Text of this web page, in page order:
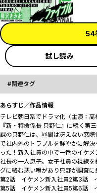
54
試し読み
関連タグ
あらすじ／作品情報
テレビ朝日系でドラマ化（主演：高
『新・特命係長 只野仁』に続く第
課の只野仁は、昼間は冴えない窓
で社内外のトラブルを鮮やかに解
った――！新入社員の中で一番のイケ
社長の一人息子。女子社員の視線
グに絡む悪い噂があり只野が調査
第2話 イケメン新入社員2第3話
第5話 イケメン新入社員5第6話